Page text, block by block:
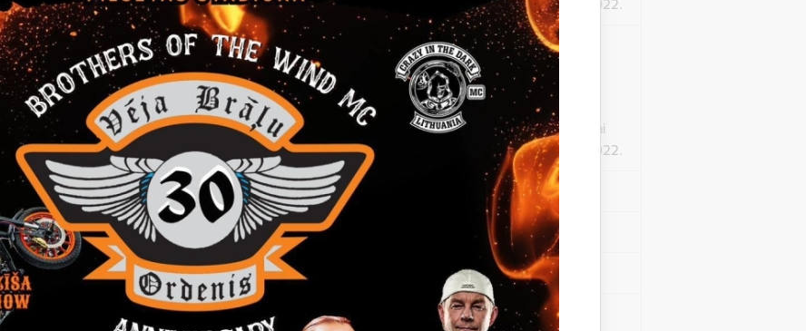
31.03.2022.
Rankas pamatskolas dienesta viesnīcā, Gulbenes novada vidusskolas
sporta skolas internātā un Lejasciema vidusskolas internātā:
Izteikts
jaunā
redakcijā
Grozījumi
31.03.2022.
1 ēdienreize 2,64
1 ēdienreize 3,50
1 ēdienreize 1,29 1,29
1 ēdienreize 2,19 2,19